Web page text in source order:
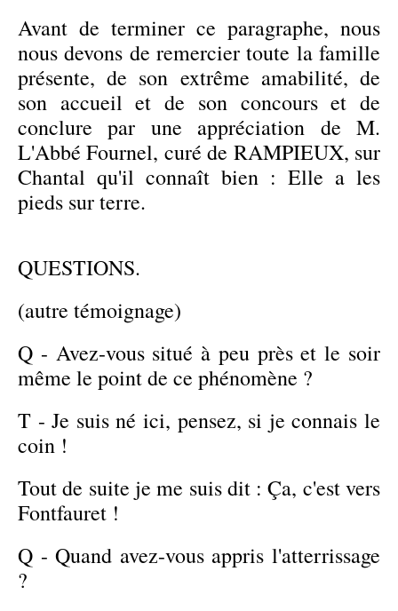
Avant de terminer ce paragraphe, nous
nous devons de remercier toute la famille
présente, de son extrême amabilité, de
son accueil et de son concours et de
conclure par une appréciation de M.
L'Abbé Fournel, curé de RAMPIEUX, sur
Chantal qu'il connaît bien : Elle a les
pieds sur terre.
QUESTIONS.
(autre témoignage)
Q - Avez-vous situé à peu près et le soir
même le point de ce phénomène ?
T - Je suis né ici, pensez, si je connais le
coin !
Tout de suite je me suis dit : Ça, c'est vers
Fontfauret !
Q - Quand avez-vous appris l'atterrissage
?